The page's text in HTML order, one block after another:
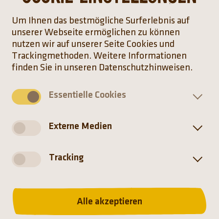
sehr gut bei der Futtersuche beobachten.
Gerade in der kalten Jahreszeit bieten das
Aquarium – übrigens eines der ältesten Gebäude
im Tierpark – sowie das Urwaldhaus eine ideale
zu genießen. Sie laden dazu ein, in die
faszinierende Unterwasserwelt einzutauchen
Zurück
Startseite
Um Ihnen das bestmögliche Surferlebnis auf
unserer Webseite ermöglichen zu können
nutzen wir auf unserer Seite Cookies und
Trackingmethoden. Weitere Informationen
finden Sie in unseren Datenschutzhinweisen.
Essentielle Cookies
Externe Medien
Tracking
Alle akzeptieren